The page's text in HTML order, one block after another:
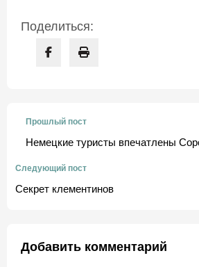
Поделиться:
Прошлый пост
Немецкие туристы впечатлены
Следующий пост
Секрет клементинов
Добавить комментарий